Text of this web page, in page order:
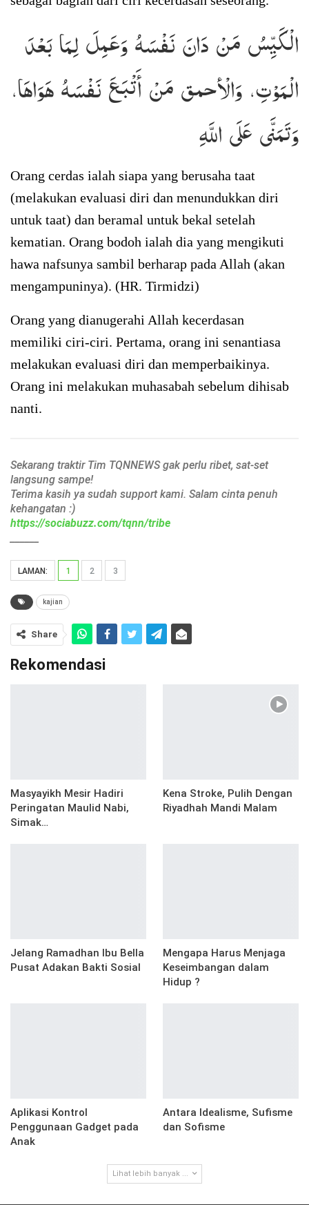
الْكَيِّسُ مَنْ دَانَ نَفْسَهُ وَعَمِلَ لِمَا بَعْدَ
الْمَوْتِ، وَالْأحمق مَنْ أَتْبَعَ نَفْسَهُ هَوَاهَا،
وَتَمَنَّى عَلَى اللَّهِ
Orang cerdas ialah siapa yang berusaha taat
(melakukan evaluasi diri dan menundukkan diri
untuk taat) dan beramal untuk bekal setelah
kematian. Orang bodoh ialah dia yang mengikuti
hawa nafsunya sambil berharap pada Allah (akan
mengampuninya). (HR. Tirmidzi)
Orang yang dianugerahi Allah kecerdasan
memiliki ciri-ciri. Pertama, orang ini senantiasa
melakukan evaluasi diri dan memperbaikinya.
Orang ini melakukan muhasabah sebelum dihisab
nanti.
Sekarang traktir Tim TQNNEWS gak perlu ribet, sat-set
langsung sampe!
Terima kasih ya sudah support kami. Salam cinta penuh
kehangatan :)
https://sociabuzz.com/tqnn/tribe
LAMAN: 1 2 3
kajian
Share
Rekomendasi
Masyayikh Mesir Hadiri
Peringatan Maulid Nabi,
Simak…
Kena Stroke, Pulih Dengan
Riyadhah Mandi Malam
Jelang Ramadhan Ibu Bella
Pusat Adakan Bakti Sosial
Mengapa Harus Menjaga
Keseimbangan dalam
Hidup ?
Aplikasi Kontrol
Penggunaan Gadget pada
Anak
Antara Idealisme, Sufisme
dan Sofisme
Lihat lebih banyak ...